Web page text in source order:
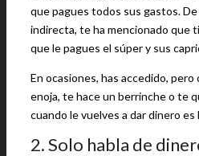
que pagues todos sus gastos.
indirecta, te ha mencionado que
que le pagues el súper y sus
En ocasiones, has accedido, pero
enoja, te hace un berrinche o te
cuando le vuelves a dar dinero
2. Solo habla de